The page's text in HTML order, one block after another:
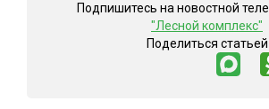
Подпишитесь на новостной
"Лесной комплекс"
Поделиться статьей